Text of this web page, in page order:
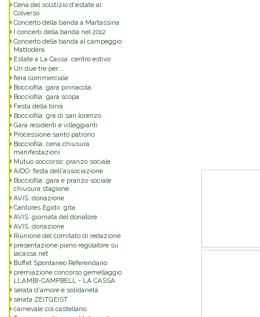
Cena del solstizio d'estate al
Colverso
Concerto della banda a Martassina
I concerti della banda nel 2012
Concerto della banda al campeggio
Mattodera
Estate a La Cassa: centro estivo
Un due tre per....
fiera commerciale
Bocciofila: gara pinnacola
Bocciofila: gara scopa
Festa della birra
Bocciofila: gra di san lorenzo
Gara residenti e villeggianti
Processione santo patrono
Bocciofila: cena chiusura
manifestazioni
Mutuo soccorso: pranzo sociale
AIDO: festa dell'associazione
Bocciofila: gara e pranzo sociale
chiusura stagione
AVIS: donazione
Cantores Egidii: gita
AVIS: giornata del donatore
AVIS: donazione
Riunione del comitato di redazione
presentazione piano regolatore su
lacassa.net
Buffet Spontaneo Referendario
premiazione concorso gemellaggio
LLAMBI-CAMPBELL - LA CASSA
serata d'amore e solidarietà
serata ZEITGEIST
carnevale col castellano